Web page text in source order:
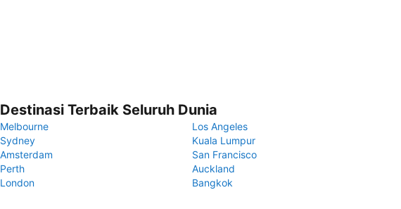
Destinasi Terbaik Seluruh Dunia
Melbourne
Los Angeles
Sydney
Kuala Lumpur
Amsterdam
San Francisco
Perth
Auckland
London
Bangkok